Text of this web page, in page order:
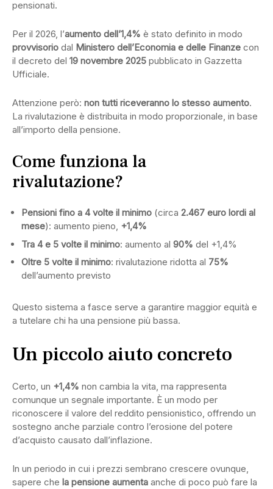
pensionati.
Per il 2026, l’aumento dell’1,4% è stato definito in modo
provvisorio dal Ministero dell’Economia e delle Finanze con
il decreto del 19 novembre 2025 pubblicato in Gazzetta
Ufficiale.
Attenzione però: non tutti riceveranno lo stesso aumento.
La rivalutazione è distribuita in modo proporzionale, in base
all’importo della pensione.
Come funziona la
rivalutazione?
Pensioni fino a 4 volte il minimo (circa 2.467 euro lordi al
mese): aumento pieno, +1,4%
Tra 4 e 5 volte il minimo: aumento al 90% del +1,4%
Oltre 5 volte il minimo: rivalutazione ridotta al 75%
dell’aumento previsto
Questo sistema a fasce serve a garantire maggior equità e
a tutelare chi ha una pensione più bassa.
Un piccolo aiuto concreto
Certo, un +1,4% non cambia la vita, ma rappresenta
comunque un segnale importante. È un modo per
riconoscere il valore del reddito pensionistico, offrendo un
sostegno anche parziale contro l’erosione del potere
d’acquisto causato dall’inflazione.
In un periodo in cui i prezzi sembrano crescere ovunque,
sapere che la pensione aumenta anche di poco può fare la